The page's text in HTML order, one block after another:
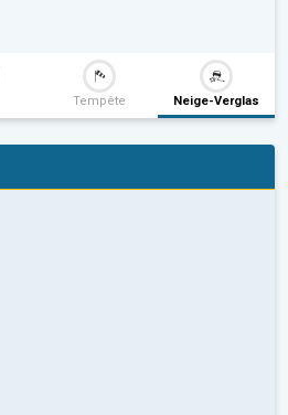
Tempête Neige-Verglas